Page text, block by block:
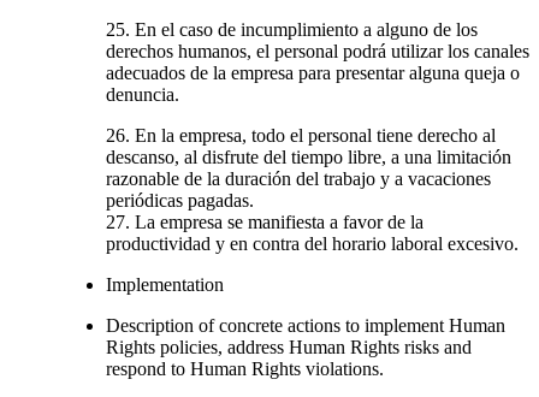
25. En el caso de incumplimiento a alguno de los
derechos humanos, el personal podrá utilizar los canales
adecuados de la empresa para presentar alguna queja o
denuncia.
26. En la empresa, todo el personal tiene derecho al
descanso, al disfrute del tiempo libre, a una limitación
razonable de la duración del trabajo y a vacaciones
periódicas pagadas.
27. La empresa se manifiesta a favor de la
productividad y en contra del horario laboral excesivo.
Implementation
Description of concrete actions to implement Human
Rights policies, address Human Rights risks and
respond to Human Rights violations.